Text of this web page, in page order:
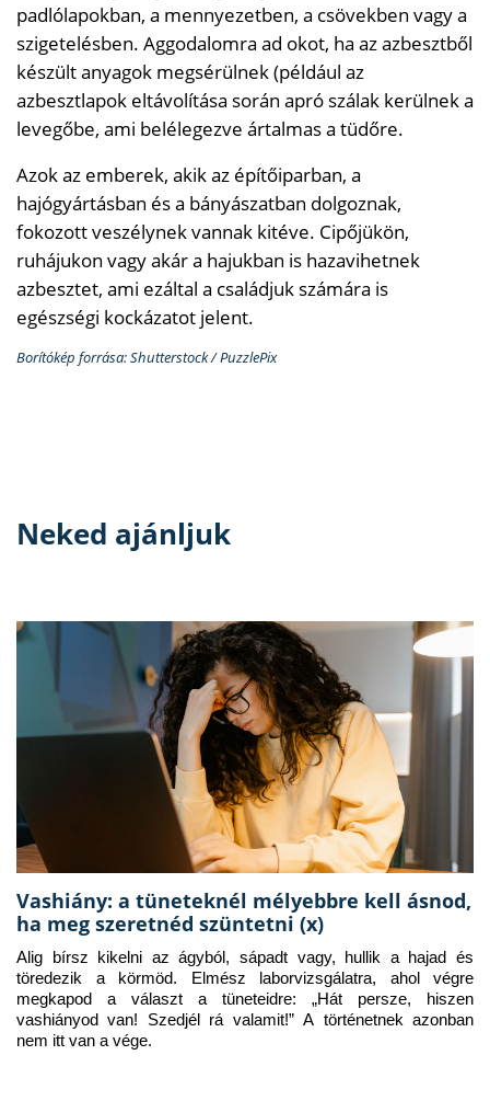
padlólapokban, a mennyezetben, a csövekben vagy a
szigetelésben. Aggodalomra ad okot, ha az azbesztből
készült anyagok megsérülnek (például az
azbesztlapok eltávolítása során apró szálak kerülnek a
levegőbe, ami belélegezve ártalmas a tüdőre.
Azok az emberek, akik az építőiparban, a
hajógyártásban és a bányászatban dolgoznak,
fokozott veszélynek vannak kitéve. Cipőjükön,
ruhájukon vagy akár a hajukban is hazavihetnek
azbesztet, ami ezáltal a családjuk számára is
egészségi kockázatot jelent.
Borítókép forrása: Shutterstock / PuzzlePix
Neked ajánljuk
Vashiány: a tüneteknél mélyebbre kell ásnod,
ha meg szeretnéd szüntetni (x)
Alig bírsz kikelni az ágyból, sápadt vagy, hullik a hajad és
töredezik a körmöd. Elmész laborvizsgálatra, ahol végre
megkapod a választ a tüneteidre: „Hát persze, hiszen
vashiányod van! Szedjél rá valamit!” A történetnek azonban
nem itt van a vége.